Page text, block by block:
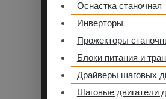
Оснастка станочная
Инверторы
Прожекторы
Блоки питания и
Драйверы шаговых
Шаговые двигатели